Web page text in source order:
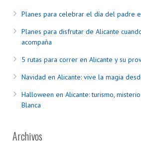
Planes para celebrar el día del padre
Planes para disfrutar de Alicante
acompaña
5 rutas para correr en Alicante y su
Navidad en Alicante: vive la magia
Halloween en Alicante: turismo,
Blanca
Archivos